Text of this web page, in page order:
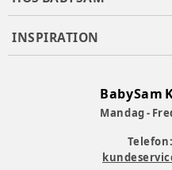
INSPIRATION
BabySam
Mandag -
Telefon: